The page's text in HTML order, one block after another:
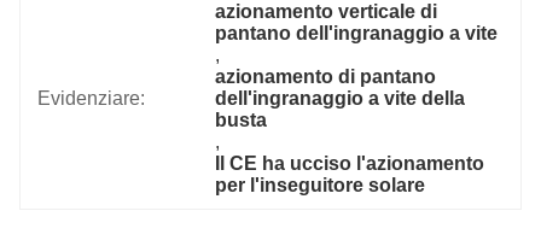
Evidenziare:
azionamento verticale di
pantano dell'ingranaggio a vite
,
azionamento di pantano
dell'ingranaggio a vite della
busta
,
Il CE ha ucciso l'azionamento
per l'inseguitore solare